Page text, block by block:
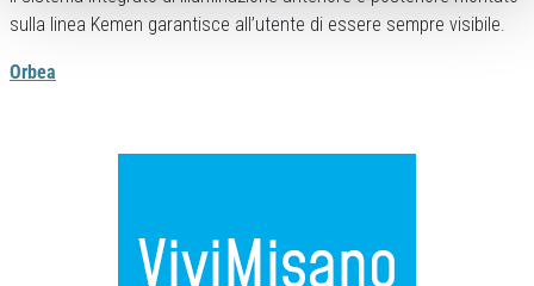
sulla linea Kemen garantisce all’utente di essere sempre visibile.
Orbea